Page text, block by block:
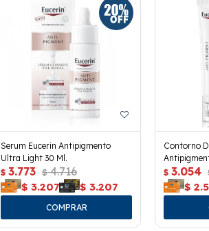
Serum Eucerin Antipigmento
Ultra Light 30 Ml.
$ 3.773 $ 4.716
$ 3.207 $ 3.207
Contorno
$ 3.054
$